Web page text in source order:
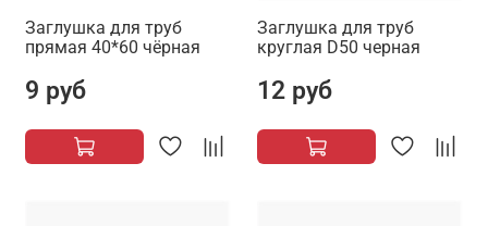
Заглушка для труб
прямая 40*60 чёрная
9 руб
Заглушка для труб
круглая D50 черная
12 руб